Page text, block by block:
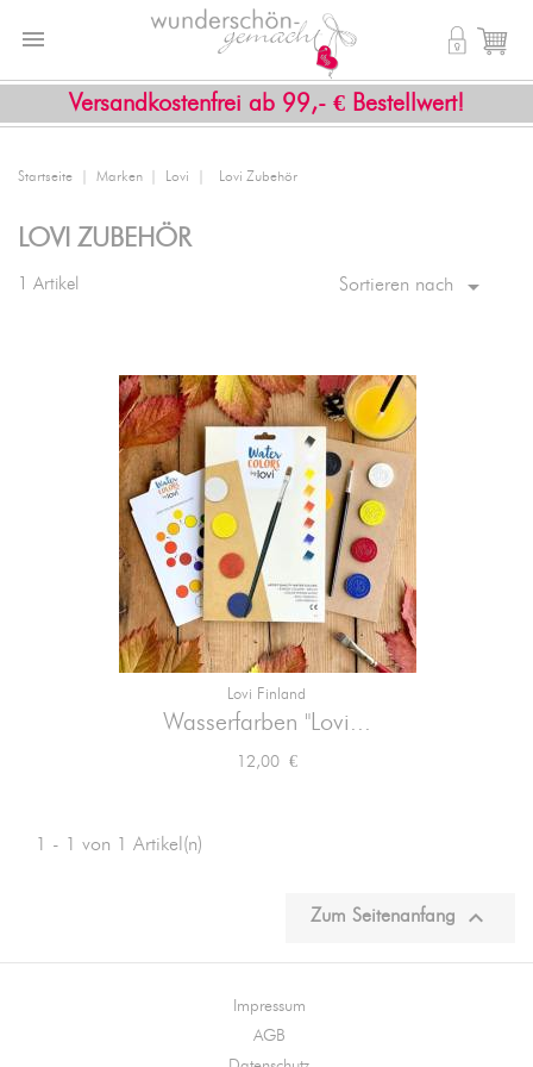
Versandkostenfrei ab 99,- € Bestellwert!
 shopping_cart

Startseite Marken Lovi Lovi Zubehör
LOVI ZUBEHÖR
1 Artikel Sortieren nach 
Lovi Finland
Wasserfarben "Lovi...
Preis
12,00 €
1 - 1 von 1 Artikel(n)
Zum Seitenanfang 
Impressum
AGB